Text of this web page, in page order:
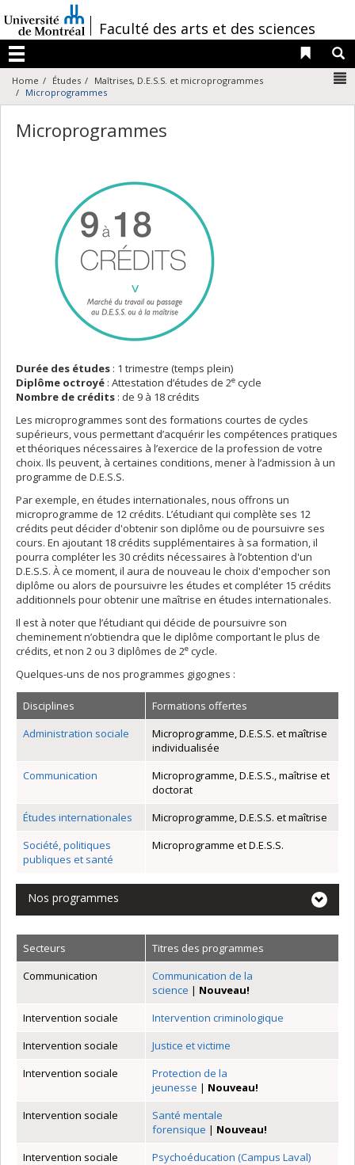
au
contenu
/Faculté des arts et des sciences
Menu
Liens
Home Études
Maîtrises, D.E.S.S. et microprogrammes
Microprogrammes
Microprogrammes
Durée des études : 1 trimestre (temps plein)
Diplôme octroyé : Attestation d’études de 2e cycle
Nombre de crédits : de 9 à 18 crédits
Les microprogrammes sont des formations courtes de cycles
supérieurs, vous permettant d’acquérir les compétences pratiques
et théoriques nécessaires à l’exercice de la profession de votre
choix. Ils peuvent, à certaines conditions, mener à l’admission à un
programme de D.E.S.S.
Par exemple, en études internationales, nous offrons un
microprogramme de 12 crédits. L’étudiant qui complète ses 12
crédits peut décider d'obtenir son diplôme ou de poursuivre ses
cours. En ajoutant 18 crédits supplémentaires à sa formation, il
pourra compléter les 30 crédits nécessaires à l’obtention d'un
D.E.S.S. À ce moment, il aura de nouveau le choix d'empocher son
diplôme ou alors de poursuivre les études et compléter 15 crédits
additionnels pour obtenir une maîtrise en études internationales.
Il est à noter que l’étudiant qui décide de poursuivre son
cheminement n’obtiendra que le diplôme comportant le plus de
crédits, et non 2 ou 3 diplômes de 2e cycle.
Quelques-uns de nos programmes gigognes :
Disciplines
Formations offertes
Administration sociale
Microprogramme, D.E.S.S. et maîtrise
individualisée
Communication
Microprogramme, D.E.S.S., maîtrise et
doctorat
Études internationales
Microprogramme, D.E.S.S. et maîtrise
Société, politiques
publiques et santé
Microprogramme et D.E.S.S.
Nos programmes
Secteurs
Titres des programmes
Communication
Communication de la
science | Nouveau!
Intervention sociale
Intervention criminologique
Intervention sociale
Justice et victime
Intervention sociale
Protection de la
jeunesse | Nouveau!
Intervention sociale
Santé mentale
forensique | Nouveau!
Intervention sociale
Psychoéducation (Campus Laval)